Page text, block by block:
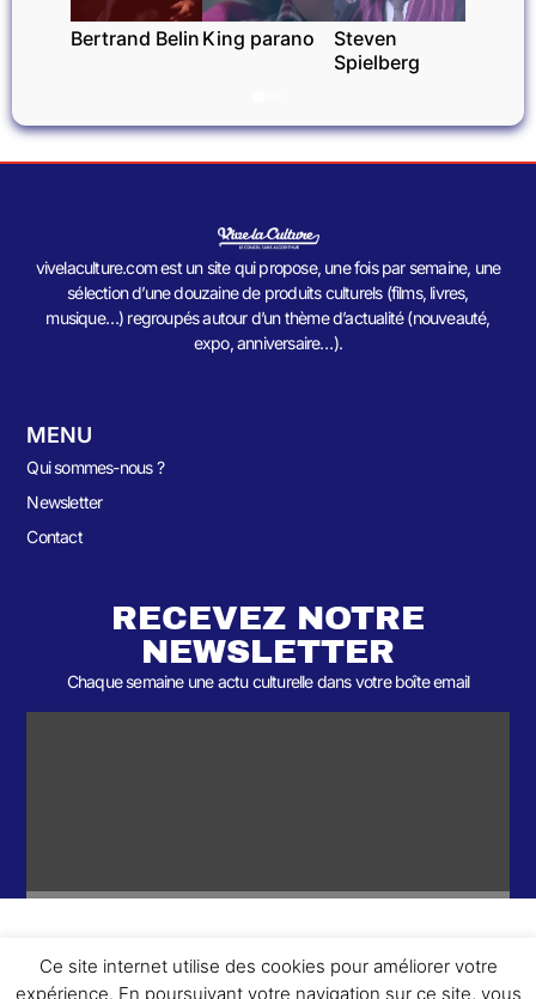
Bertrand Belin King parano
Steven
Spielberg
vivelaculture.com est un site qui propose, une fois par semaine, une
sélection d’une douzaine de produits culturels (films, livres,
musique…) regroupés autour d’un thème d’actualité (nouveauté,
expo, anniversaire…).
MENU
Qui sommes-nous ?
Newsletter
Contact
RECEVEZ NOTRE
NEWSLETTER
Chaque semaine une actu culturelle dans votre boîte email
© 2026- Une collaboration 2 ème Round et Yellowpoly. Tous droits
Ce site internet utilise des cookies pour améliorer votre
expérience. En poursuivant votre navigation sur ce site, vous